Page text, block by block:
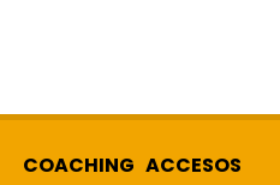
COACHING ACCESOS